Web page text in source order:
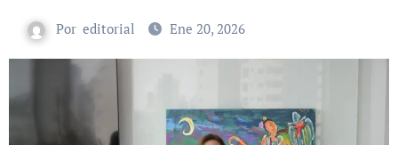
Por editorial Ene 20, 2026